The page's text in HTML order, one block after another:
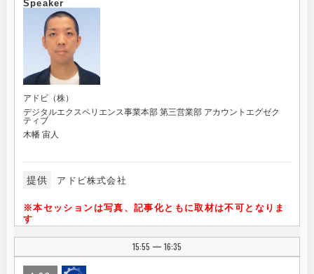
Speaker
アドビ（株）
デジタルエクスペリエンス事業本部 第三営業部 アカウントエグゼク
ティブ
木幡 宙人
提供 アドビ株式会社
※本セッションは写真、記事化ともに取材は不可となりま
す
15:55 | 16:35